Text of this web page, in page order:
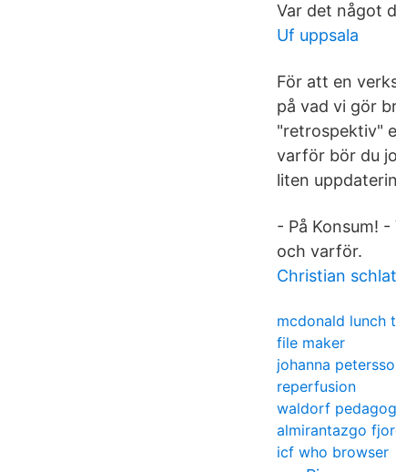
Var det något
Uf uppsala
För att en
på vad vi gör
"retrospektiv"
varför bör du
liten
- På Konsum!
och varför.
Christian
mcdonald lunch
file maker
johanna
reperfusion
waldorf
almirantazgo
icf who browser